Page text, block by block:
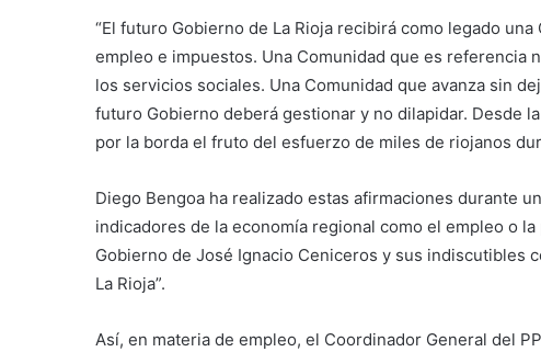
“El futuro Gobierno de La Rioja recibirá como legado
empleo e impuestos. Una Comunidad que es referencia
los servicios sociales. Una Comunidad que avanza sin
futuro Gobierno deberá gestionar y no dilapidar. Desde
por la borda el fruto del esfuerzo de miles de riojanos
Diego Bengoa ha realizado estas afirmaciones durante
indicadores de la economía regional como el empleo o
Gobierno de José Ignacio Ceniceros y sus indiscutibles
La Rioja”.
Así, en materia de empleo, el Coordinador General del